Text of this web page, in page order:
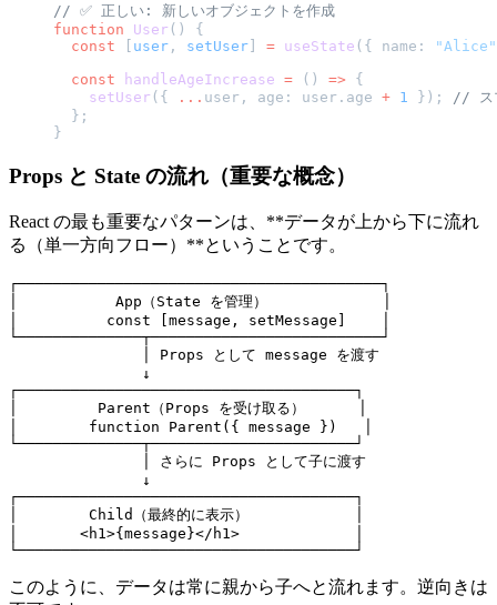
// ✅ 正しい: 新しいオブジェクトを作成
function User () {
  const
user , setUser = useState ({ name:
"Alice"
  const
handleAgeIncrease = () => {
    setUser
({ ... user, age: user.age + 1 });
// ス
  };
}
Props と State の流れ（重要な概念）
React の最も重要なパターンは、**データが上から下に流れ
る（単一方向フロー）**ということです。
┌─────────────────────────────────────────┐
│           App（State を管理）             │
│          const [message, setMessage]    │
└──────────────┬──────────────────────────┘
               │ Props として message を渡す
               ↓
┌──────────────────────────────────────┐
│         Parent（Props を受け取る）      │
│        function Parent({ message })   │
└──────────────┬───────────────────────┘
               │ さらに Props として子に渡す
               ↓
┌──────────────────────────────────────┐
│        Child（最終的に表示）            │
│       <h1>{message}</h1>             │
このように、データは常に親から子へと流れます。逆向きは